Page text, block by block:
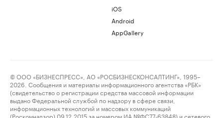
iOS
Android
AppGallery
© ООО «БИЗНЕСПРЕСС», АО «РОСБИЗНЕСКОНСАЛТИНГ», 1995–
2026. Сообщения и материалы информационного агентства «РБК»
(свидетельство о регистрации средства массовой информации
выдано Федеральной службой по надзору в сфере связи,
информационных технологий и массовых коммуникаций
(Роскомнадзор) 09.12.2015 за номером ИА №ФС77-63848) и сетевого